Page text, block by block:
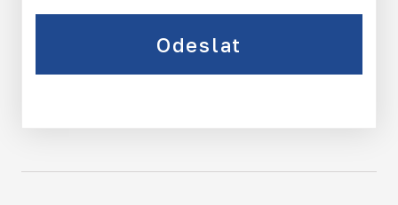
Odeslat